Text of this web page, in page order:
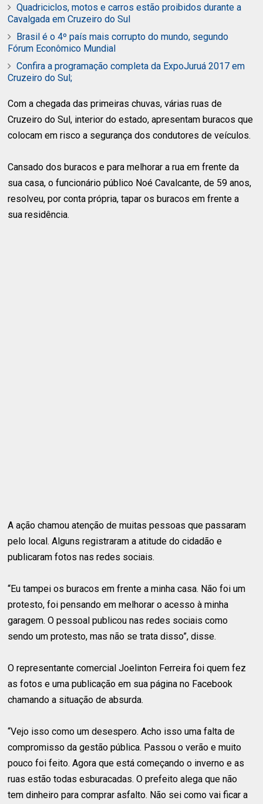
Quadriciclos, motos e carros estão proibidos durante a
Cavalgada em Cruzeiro do Sul
Brasil é o 4º país mais corrupto do mundo, segundo
Fórum Econômico Mundial
Confira a programação completa da ExpoJuruá 2017 em
Cruzeiro do Sul;
Com a chegada das primeiras chuvas, várias ruas de
Cruzeiro do Sul, interior do estado, apresentam buracos que
colocam em risco a segurança dos condutores de veículos.
Cansado dos buracos e para melhorar a rua em frente da
sua casa, o funcionário público Noé Cavalcante, de 59 anos,
resolveu, por conta própria, tapar os buracos em frente a
sua residência.
A ação chamou atenção de muitas pessoas que passaram
pelo local. Alguns registraram a atitude do cidadão e
publicaram fotos nas redes sociais.
“Eu tampei os buracos em frente a minha casa. Não foi um
protesto, foi pensando em melhorar o acesso à minha
garagem. O pessoal publicou nas redes sociais como
sendo um protesto, mas não se trata disso”, disse.
O representante comercial Joelinton Ferreira foi quem fez
as fotos e uma publicação em sua página no Facebook
chamando a situação de absurda.
“Vejo isso como um desespero. Acho isso uma falta de
compromisso da gestão pública. Passou o verão e muito
pouco foi feito. Agora que está começando o inverno e as
ruas estão todas esburacadas. O prefeito alega que não
tem dinheiro para comprar asfalto. Não sei como vai ficar a